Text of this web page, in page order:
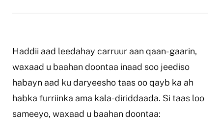
Haddii aad leedahay carruur aan qaan-gaarin,
waxaad u baahan doontaa inaad soo jeediso
habayn aad ku daryeesho taas oo qayb ka ah
habka furriinka ama kala-diriddaada. Si taas loo
sameeyo, waxaad u baahan doontaa: